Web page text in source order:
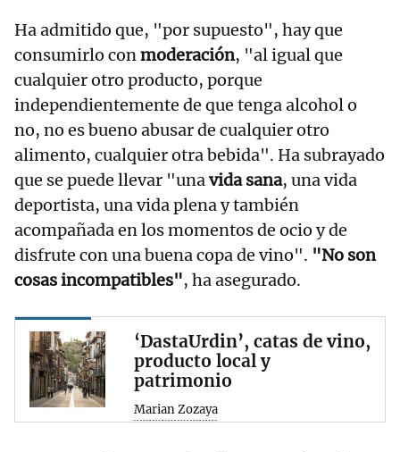
Ha admitido que, "por supuesto", hay que
consumirlo conmoderación, "al igual que
cualquier otro producto, porque
independientemente de que tenga alcohol o
no, no es bueno abusar de cualquier otro
alimento, cualquier otra bebida". Ha subrayado
que se puede llevar "unavida sana, una vida
deportista, una vida plena y también
acompañada en los momentos de ocio y de
disfrute con una buena copa de vino". "No son
cosas incompatibles", ha asegurado.
‘DastaUrdin’, catas de vino,
producto local y
patrimonio
Marian Zozaya